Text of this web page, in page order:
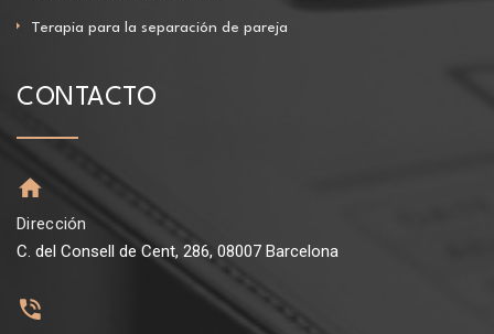
Terapia para la separación de pareja
CONTACTO
Dirección
C. del Consell de Cent, 286, 08007 Barcelona